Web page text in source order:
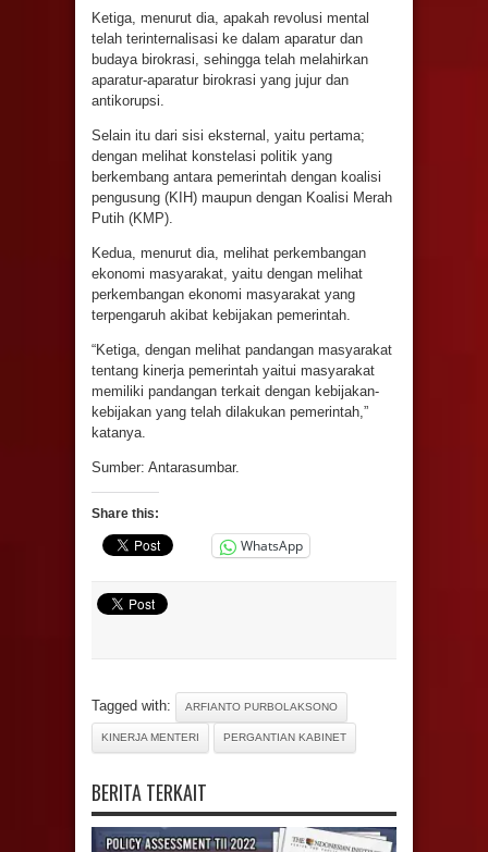
Ketiga, menurut dia, apakah revolusi mental
telah terinternalisasi ke dalam aparatur dan
budaya birokrasi, sehingga telah melahirkan
aparatur-aparatur birokrasi yang jujur dan
antikorupsi.
Selain itu dari sisi eksternal, yaitu pertama;
dengan melihat konstelasi politik yang
berkembang antara pemerintah dengan koalisi
pengusung (KIH) maupun dengan Koalisi Merah
Putih (KMP).
Kedua, menurut dia, melihat perkembangan
ekonomi masyarakat, yaitu dengan melihat
perkembangan ekonomi masyarakat yang
terpengaruh akibat kebijakan pemerintah.
“Ketiga, dengan melihat pandangan masyarakat
tentang kinerja pemerintah yaitui masyarakat
memiliki pandangan terkait dengan kebijakan-
kebijakan yang telah dilakukan pemerintah,”
katanya.
Sumber: Antarasumbar.
Share this:
WhatsApp
Tagged with: ARFIANTO PURBOLAKSONO
KINERJA MENTERI PERGANTIAN KABINET
BERITA TERKAIT